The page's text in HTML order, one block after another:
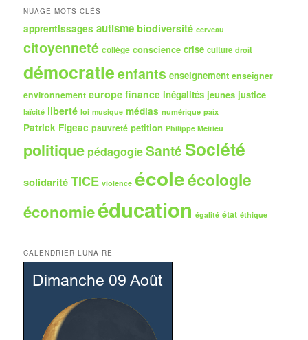
h
NUAGE MOTS-CLÉS
apprentissages autisme biodiversité cerveau
citoyenneté collège conscience crise culture droit
démocratieenfants enseignement enseigner
environnement europe finance inégalités jeunes justice
laïcité liberté loi musique médias numérique paix
Patrick Figeac pauvreté petition Philippe Meirieu
politique pédagogieSantéSociété
solidaritéTICE violence écoleécologie
économieéducation égalité état éthique
CALENDRIER LUNAIRE